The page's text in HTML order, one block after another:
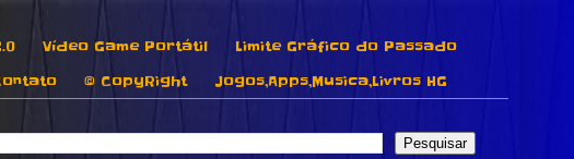
Vídeo Game Portátil
Limite Gráfico do Passado
© CopyRight Jogos,Apps,Musica,Livros HG